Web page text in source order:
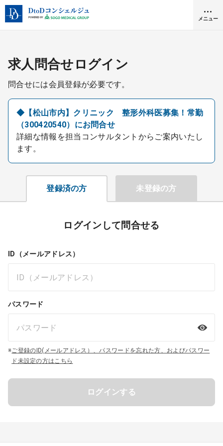
メニュー
クリニック開業
DtoDとは
お問合せ
医院の譲渡・売却をお考えの方
採用をお考えの医療機関の方
求人問合せログイン
問合せには会員登録が必要です。
◆【松山市内】クリニック 整形外科医募集！常勤
（300420540）にお問合せ
詳細な情報を担当コンサルタントからご案内いたし
ます。
登録済の方 未登録の方
ログインして問合せる
ID（メールアドレス）
パスワード
※ご登録のID(メールアドレス）、パスワードを忘れた方、およびパスワー
ド未設定の方はこちら
ログインする